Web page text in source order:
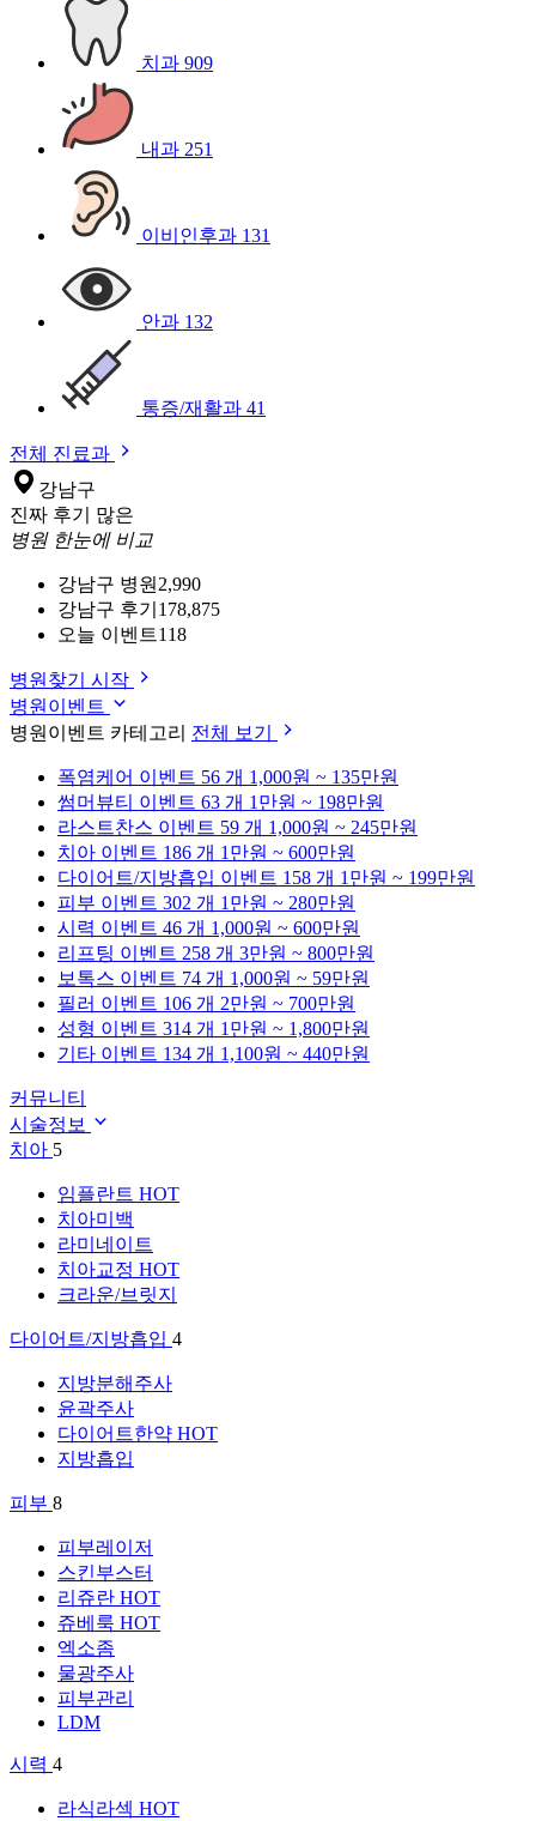
치과 909
내과 251
이비인후과 131
안과 132
통증/재활과 41
전체 진료과
강남구
진짜 후기 많은
병원 한눈에 비교
강남구 병원 2,990
강남구 후기 178,875
오늘 이벤트118
병원찾기 시작
병원이벤트
병원이벤트 카테고리 전체 보기
폭염케어 이벤트 56 개 1,000원 ~ 135만원
썸머뷰티 이벤트 63 개 1만원 ~ 198만원
라스트찬스 이벤트 59 개 1,000원 ~ 245만원
치아 이벤트 186 개 1만원 ~ 600만원
다이어트/지방흡입 이벤트 158 개 1만원 ~ 199만원
피부 이벤트 302 개 1만원 ~ 280만원
시력 이벤트 46 개 1,000원 ~ 600만원
리프팅 이벤트 258 개 3만원 ~ 800만원
보톡스 이벤트 74 개 1,000원 ~ 59만원
필러 이벤트 106 개 2만원 ~ 700만원
성형 이벤트 314 개 1만원 ~ 1,800만원
기타 이벤트 134 개 1,100원 ~ 440만원
커뮤니티
시술정보
치아 5
임플란트 HOT
치아미백
라미네이트
치아교정 HOT
크라운/브릿지
다이어트/지방흡입 4
지방분해주사
윤곽주사
다이어트한약 HOT
지방흡입
피부 8
피부레이저
스킨부스터
리쥬란 HOT
쥬베룩 HOT
엑소좀
물광주사
피부관리
LDM
시력 4
라식라섹 HOT